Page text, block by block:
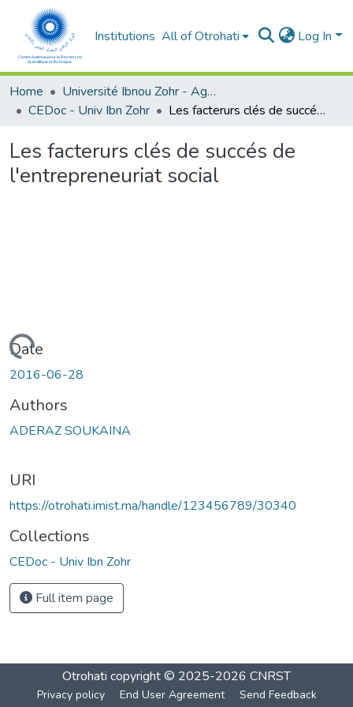
Institutions All of Otrohati Log In
Home
Université Ibnou Zohr - Agadir
CEDoc - Univ Ibn Zohr
Les facterurs clés de succés de l'entrepreneuriat social
Les facterurs clés de succés de
l'entrepreneuriat social
Loading...
Date
2016-06-28
Authors
ADERAZ SOUKAINA
URI
https://otrohati.imist.ma/handle/123456789/30340
Collections
CEDoc - Univ Ibn Zohr
Full item page
Otrohati copyright © 2025-2026 CNRST
Privacy policy End User Agreement Send Feedback